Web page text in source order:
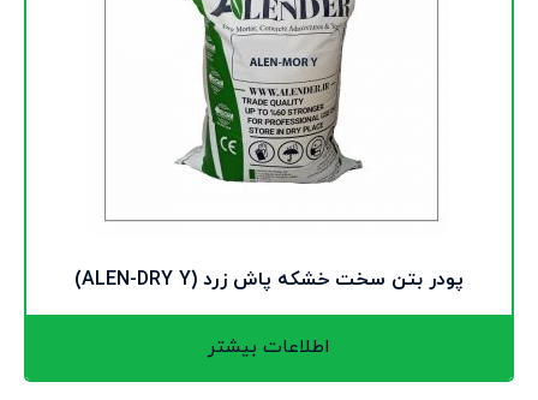
پودر بتن سخت خشکه پاش زرد (ALEN-DRY Y)
اطلاعات بیشتر